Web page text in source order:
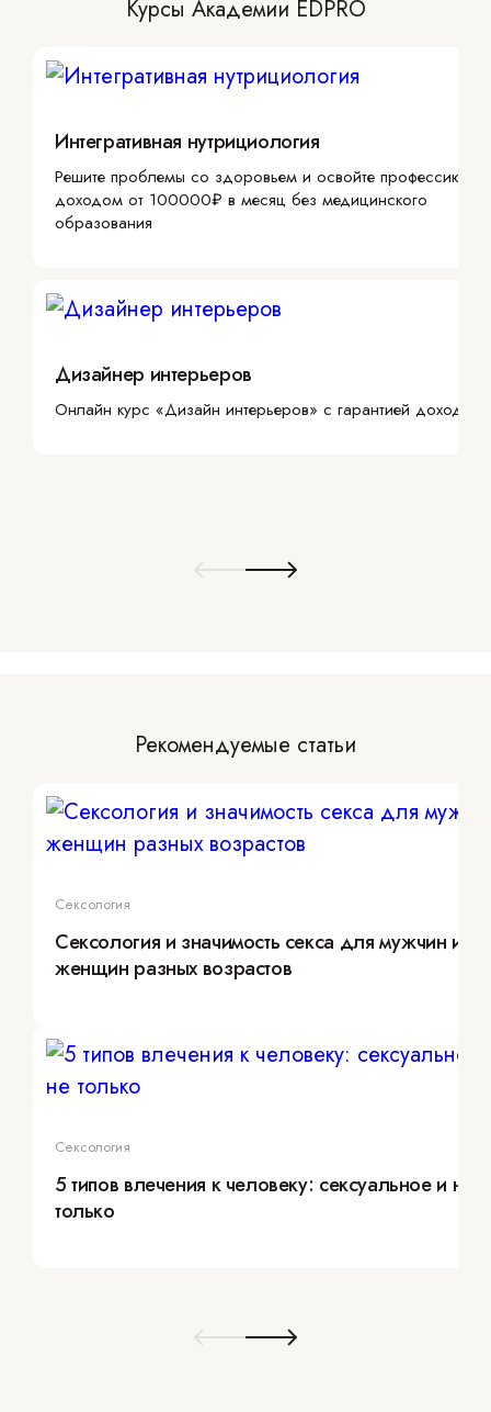
Курсы Академии EDPRO
Интегративная нутрициология
Решите проблемы со здоровьем и освойте профессию с
доходом от 100000₽ в месяц без медицинского
образования
Дизайнер интерьеров
Онлайн курс «Дизайн интерьеров» с гарантией дохода
Рекомендуемые статьи
Сексология
Сексология и значимость секса для мужчин и
женщин разных возрастов
Сексология
5 типов влечения к человеку: сексуальное и не
только